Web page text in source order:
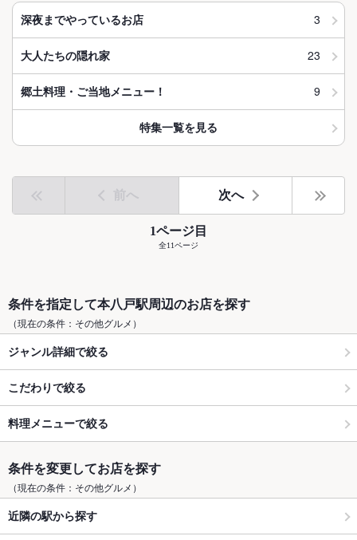
深夜までやっているお店 3
大人たちの隠れ家 23
郷土料理・ご当地メニュー！ 9
特集一覧を見る
前へ 次へ
1ページ目
全11ページ
条件を指定して本八戸駅周辺のお店を探す
（現在の条件：その他グルメ）
ジャンル詳細で絞る
こだわりで絞る
料理メニューで絞る
条件を変更してお店を探す
（現在の条件：その他グルメ）
近隣の駅から探す